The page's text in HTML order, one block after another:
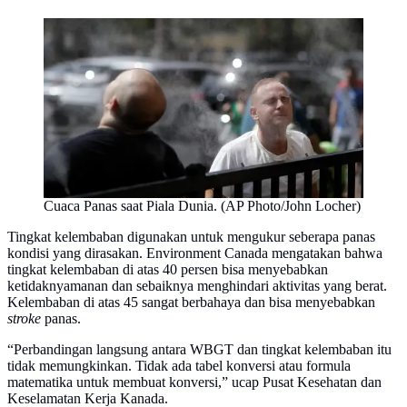
Cuaca Panas saat Piala Dunia. (AP Photo/John Locher)
Tingkat kelembaban digunakan untuk mengukur seberapa panas
kondisi yang dirasakan. Environment Canada mengatakan bahwa
tingkat kelembaban di atas 40 persen bisa menyebabkan
ketidaknyamanan dan sebaiknya menghindari aktivitas yang berat.
Kelembaban di atas 45 sangat berbahaya dan bisa menyebabkan
stroke panas.
“Perbandingan langsung antara WBGT dan tingkat kelembaban itu
tidak memungkinkan. Tidak ada tabel konversi atau formula
matematika untuk membuat konversi,” ucap Pusat Kesehatan dan
Keselamatan Kerja Kanada.